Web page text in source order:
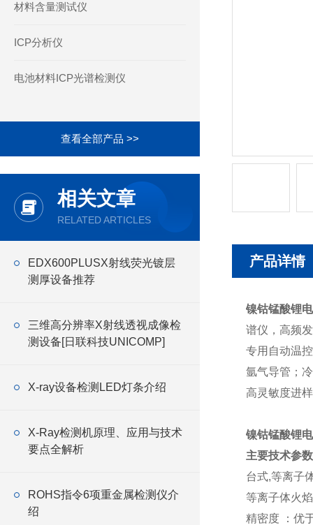
材料含量测试仪
ICP分析仪
电池材料ICP光谱检测仪
查看全部产品 >>
相关文章
RELATED ARTICLES
EDX600PLUSX射线荧光镀层
测厚设备推荐
三维高分辨率X射线透视成像检
测设备[日联科技UNICOMP]
X-ray设备检测LED灯条介绍
X-Ray检测机原理、应用与技术
要点全解析
ROHS指令6项重金属检测仪介
绍
产品详情
镍钴锰酸锂
谱仪，高频
专用自动温
氩气导管；
高灵敏度进
镍钴锰酸锂
主要技术参
台式,等离子
等离子体火
精密度 ：优